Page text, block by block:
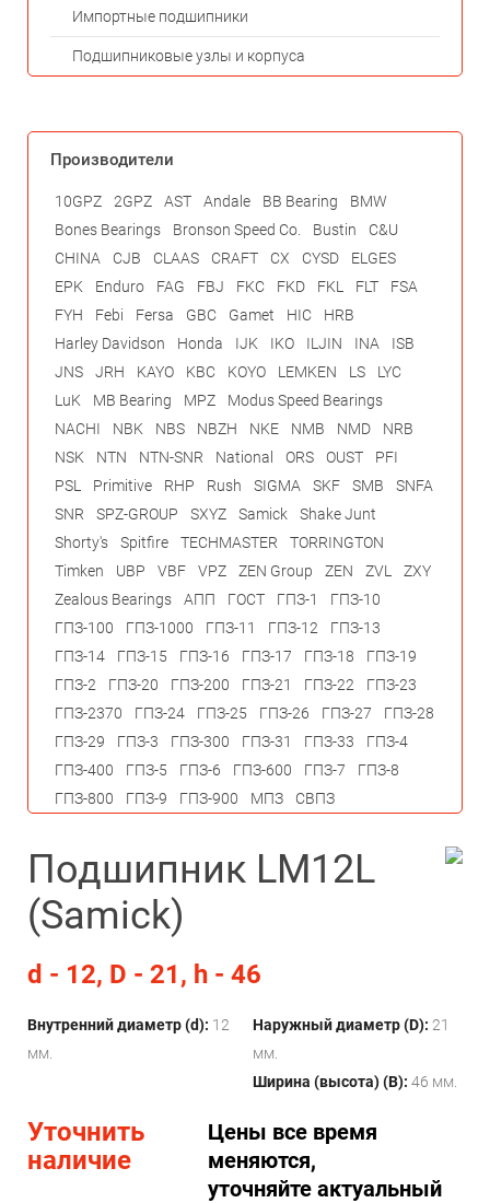
Подшипник LM12L
(Samick)
d - 12, D - 21, h - 46
Внутренний диаметр (d): 12
мм.
Наружный диаметр (D): 21
мм.
Ширина (высота) (B): 46 мм.
Уточнить
наличие
Цены все время
меняются,
уточняйте актуальный
Импортные подшипники
Подшипниковые узлы и корпуса
Производители
10GPZ 2GPZ AST Andale BB Bearing
BMW
Bones Bearings
Bronson Speed Co. Bustin
C&U
CHINA
CJB CLAAS CRAFT CX CYSD
ELGES
EPK
Enduro FAG FBJ FKC FKD FKL FLT
FSA
FYH
Febi Fersa GBC Gamet HIC
HRB
Harley Davidson
Honda IJK IKO ILJIN INA
ISB
JNS
JRH KAYO KBC KOYO LEMKEN LS
LYC
LuK
MB Bearing MPZ
Modus Speed Bearings
NACHI
NBK NBS NBZH NKE NMB NMD
NRB
NSK
NTN NTN-SNR National ORS OUST
PFI
PSL
Primitive RHP Rush SIGMA SKF SMB
SNFA
SNR
SPZ-GROUP SXYZ Samick
Shake Junt
Shorty's
Spitfire TECHMASTER
TORRINGTON
Timken
UBP VBF VPZ ZEN Group ZEN ZVL
ZXY
Zealous Bearings
АПП ГОСТ ГПЗ-1
ГПЗ-10
ГПЗ-100
ГПЗ-1000 ГПЗ-11 ГПЗ-12
ГПЗ-13
ГПЗ-14
ГПЗ-15 ГПЗ-16 ГПЗ-17 ГПЗ-18
ГПЗ-19
ГПЗ-2
ГПЗ-20 ГПЗ-200 ГПЗ-21 ГПЗ-22
ГПЗ-23
ГПЗ-2370
ГПЗ-24 ГПЗ-25 ГПЗ-26 ГПЗ-27
ГПЗ-28
ГПЗ-29
ГПЗ-3 ГПЗ-300 ГПЗ-31 ГПЗ-33
ГПЗ-4
ГПЗ-400
ГПЗ-5 ГПЗ-6 ГПЗ-600 ГПЗ-7
ГПЗ-8
ГПЗ-800
ГПЗ-9 ГПЗ-900 МПЗ СВПЗ